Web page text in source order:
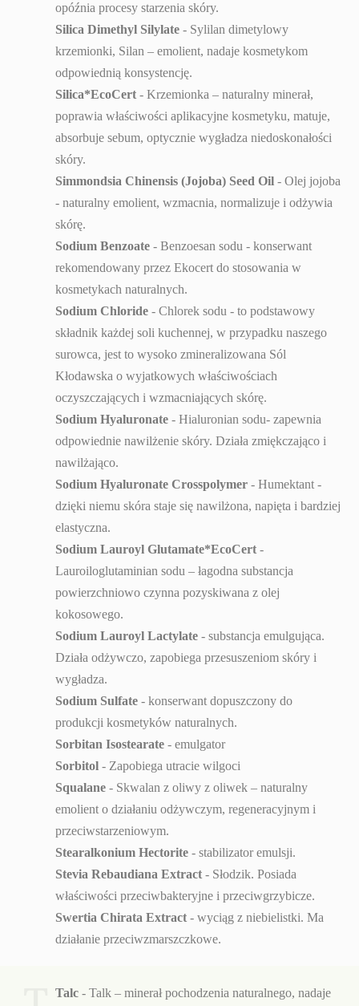
opóźnia procesy starzenia skóry.
Silica Dimethyl Silylate - Sylilan dimetylowy
krzemionki, Silan – emolient, nadaje kosmetykom
odpowiednią konsystencję.
Silica*EcoCert - Krzemionka – naturalny minerał,
poprawia właściwości aplikacyjne kosmetyku, matuje,
absorbuje sebum, optycznie wygładza niedoskonałości
skóry.
Simmondsia Chinensis (Jojoba) Seed Oil - Olej jojoba
- naturalny emolient, wzmacnia, normalizuje i odżywia
skórę.
Sodium Benzoate - Benzoesan sodu - konserwant
rekomendowany przez Ekocert do stosowania w
kosmetykach naturalnych.
Sodium Chloride - Chlorek sodu - to podstawowy
składnik każdej soli kuchennej, w przypadku naszego
surowca, jest to wysoko zmineralizowana Sól
Kłodawska o wyjatkowych właściwościach
oczyszczających i wzmacniających skórę.
Sodium Hyaluronate - Hialuronian sodu- zapewnia
odpowiednie nawilżenie skóry. Działa zmiękczająco i
nawilżająco.
Sodium Hyaluronate Crosspolymer - Humektant -
dzięki niemu skóra staje się nawilżona, napięta i bardziej
elastyczna.
Sodium Lauroyl Glutamate*EcoCert -
Lauroiloglutaminian sodu – łagodna substancja
powierzchniowo czynna pozyskiwana z olej
kokosowego.
Sodium Lauroyl Lactylate - substancja emulgująca.
Działa odżywczo, zapobiega przesuszeniom skóry i
wygładza.
Sodium Sulfate - konserwant dopuszczony do
produkcji kosmetyków naturalnych.
Sorbitan Isostearate - emulgator
Sorbitol - Zapobiega utracie wilgoci
Squalane - Skwalan z oliwy z oliwek – naturalny
emolient o działaniu odżywczym, regeneracyjnym i
przeciwstarzeniowym.
Stearalkonium Hectorite - stabilizator emulsji.
Stevia Rebaudiana Extract - Słodzik. Posiada
właściwości przeciwbakteryjne i przeciwgrzybicze.
Swertia Chirata Extract - wyciąg z niebielistki. Ma
działanie przeciwzmarszczkowe.
Talc - Talk – minerał pochodzenia naturalnego, nadaje